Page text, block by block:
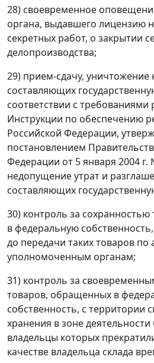
28) своевременное
органа, выдавшего лицензию
секретных работ, о закрытии
делопроизводства;
29) прием-сдачу, уничтожение
составляющих
соответствии с требованиями
Инструкции по обеспечению
Российской Федерации,
постановлением
Федерации от 5 января 2004
недопущение утрат и
составляющих
30) контроль за
в федеральную
до передачи таких товаров по
уполномоченным органам;
31) контроль за
товаров, обращенных в
собственность, с территории
хранения в зоне
владельцы которых
качестве владельца склада